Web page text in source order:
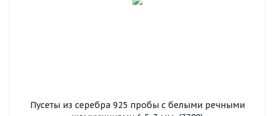
Пусеты из серебра 925 пробы с белыми речными